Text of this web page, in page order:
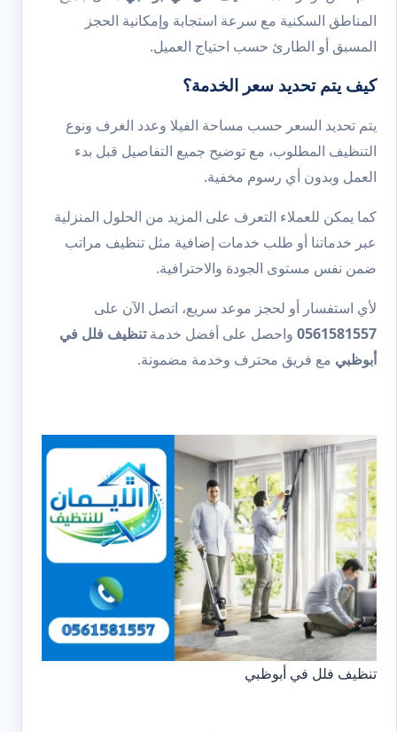
المناطق السكنية مع سرعة استجابة وإمكانية الحجز
المسبق أو الطارئ حسب احتياج العميل.
كيف يتم تحديد سعر الخدمة؟
يتم تحديد السعر حسب مساحة الفيلا وعدد الغرف ونوع
التنظيف المطلوب، مع توضيح جميع التفاصيل قبل بدء
العمل وبدون أي رسوم مخفية.
كما يمكن للعملاء التعرف على المزيد من الحلول المنزلية
عبر خدماتنا أو طلب خدمات إضافية مثل تنظيف مراتب
ضمن نفس مستوى الجودة والاحترافية.
لأي استفسار أو لحجز موعد سريع، اتصل الآن على
0561581557 واحصل على أفضل خدمةتنظيف فلل في
أبوظبي مع فريق محترف وخدمة مضمونة.
تنظيف فلل في أبوظبي